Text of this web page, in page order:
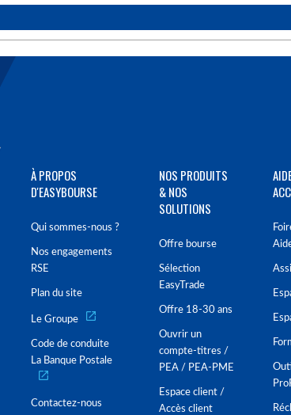
À PROPOS
D'EASYBOURSE
Qui sommes-nous ?
Nos engagements
RSE
Plan du site
Le Groupe
Code de conduite
La Banque Postale
Contactez-nous
NOS PRODUITS
& NOS
SOLUTIONS
Offre bourse
Sélection
EasyTrade
Offre 18-30 ans
Ouvrir un
compte-titres /
PEA / PEA-PME
Espace client /
Accès client